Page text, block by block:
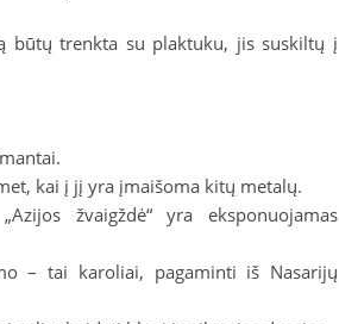
būtų trenkta su plaktuku, jis suskiltų į
kai į jį yra įmaišoma kitų metalų.
žvaigždė“ yra eksponuojamas
– tai karoliai, pagaminti iš Nasarijų